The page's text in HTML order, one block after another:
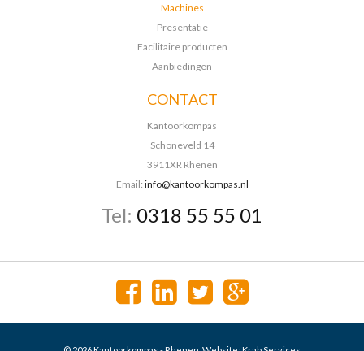
Machines
Presentatie
Facilitaire producten
Aanbiedingen
CONTACT
Kantoorkompas
Schoneveld 14
3911XR Rhenen
Email: info@kantoorkompas.nl
Tel: 0318 55 55 01